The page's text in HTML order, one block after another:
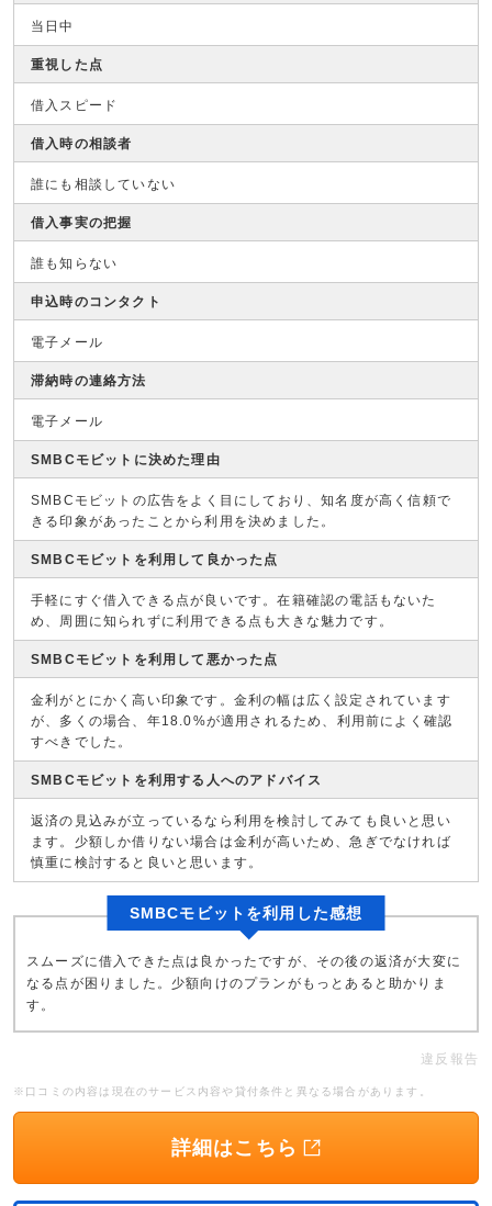
当日中
重視した点
借入スピード
借入時の相談者
誰にも相談していない
借入事実の把握
誰も知らない
申込時のコンタクト
電子メール
滞納時の連絡方法
電子メール
SMBCモビットに決めた理由
SMBCモビットの広告をよく目にしており、知名度が高く信頼で
きる印象があったことから利用を決めました。
SMBCモビットを利用して良かった点
手軽にすぐ借入できる点が良いです。在籍確認の電話もないた
め、周囲に知られずに利用できる点も大きな魅力です。
SMBCモビットを利用して悪かった点
金利がとにかく高い印象です。金利の幅は広く設定されています
が、多くの場合、年18.0%が適用されるため、利用前によく確認
すべきでした。
SMBCモビットを利用する人へのアドバイス
返済の見込みが立っているなら利用を検討してみても良いと思い
ます。少額しか借りない場合は金利が高いため、急ぎでなければ
慎重に検討すると良いと思います。
SMBCモビットを利用した感想
スムーズに借入できた点は良かったですが、その後の返済が大変に
なる点が困りました。少額向けのプランがもっとあると助かりま
す。
違反報告
※口コミの内容は現在のサービス内容や貸付条件と異なる場合があります。
詳細はこちら